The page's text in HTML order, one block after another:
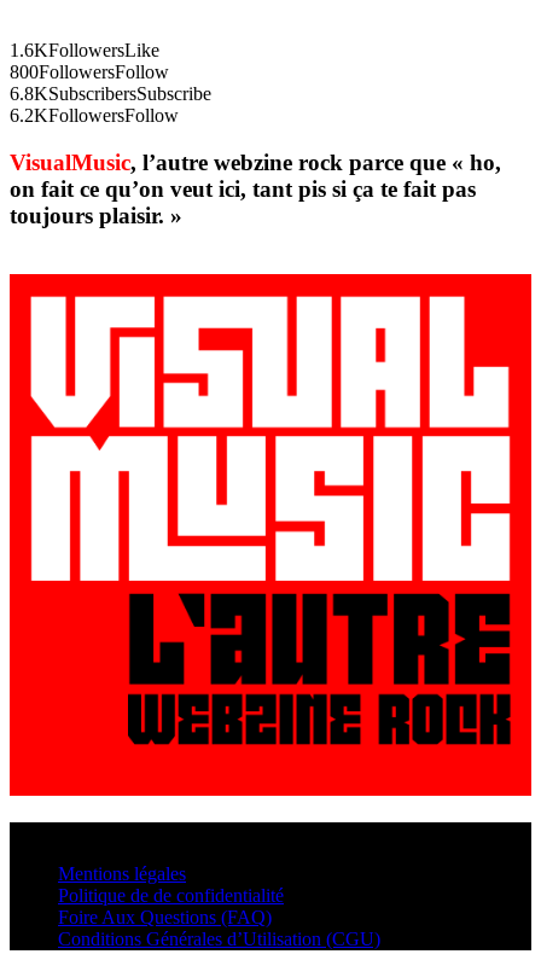
1.6KFollowersLike
800FollowersFollow
6.8KSubscribersSubscribe
6.2KFollowersFollow
VisualMusic, l’autre webzine rock parce que « ho,
on fait ce qu’on veut ici, tant pis si ça te fait pas
toujours plaisir. »
Mentions légales
Politique de de confidentialité
Foire Aux Questions (FAQ)
Conditions Générales d’Utilisation (CGU)